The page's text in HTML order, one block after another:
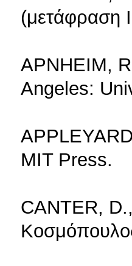
(μετάφραση
APNHEIM,
Angeles:
MIT Press.
CANTER,